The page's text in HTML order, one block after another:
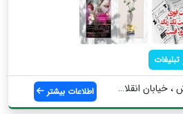
انقلاب ... اطلاعات بیشتر